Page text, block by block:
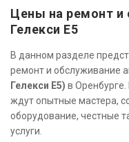
Цены на ремонт
Гелекси Е5
В данном разделе
ремонт и обслуживание
Гелекси Е5) в Оренбурге.
ждут опытные мастера,
оборудование, честные
услуги.